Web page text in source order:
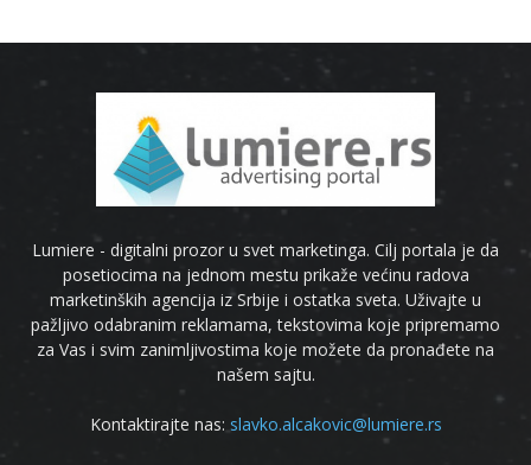
Lumiere - digitalni prozor u svet marketinga. Cilj portala je da
posetiocima na jednom mestu prikaže većinu radova
marketinških agencija iz Srbije i ostatka sveta. Uživajte u
pažljivo odabranim reklamama, tekstovima koje pripremamo
za Vas i svim zanimljivostima koje možete da pronađete na
našem sajtu.
Kontaktirajte nas: slavko.alcakovic@lumiere.rs